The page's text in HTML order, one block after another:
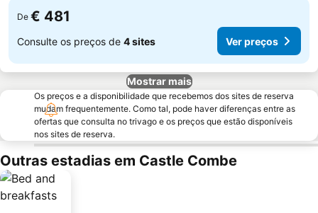
De € 481
Consulte os preços de 4 sites Ver preços
Mostrar mais
Os preços e a disponibilidade que recebemos dos sites de reserva
mudam frequentemente. Como tal, pode haver diferenças entre as
ofertas que consulta no trivago e os preços que estão disponíveis
nos sites de reserva.
Outras estadias em Castle Combe